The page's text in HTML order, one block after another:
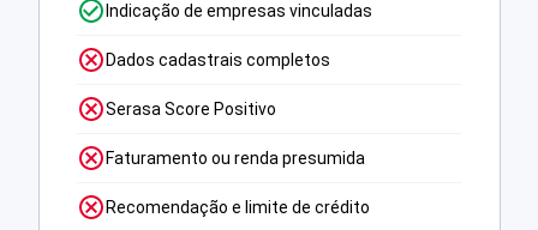
Indicação de empresas vinculadas
Dados cadastrais completos
Serasa Score Positivo
Faturamento ou renda presumida
Recomendação e limite de crédito